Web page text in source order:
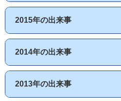
2015年の出来事
2014年の出来事
2013年の出来事